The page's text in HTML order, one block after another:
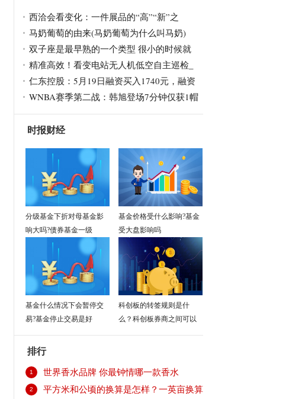
西洽会看变化：一件展品的“高”“新”之
马奶葡萄的由来(马奶葡萄为什么叫马奶)
双子座是最早熟的一个类型 很小的时候就
精准高效！看变电站无人机低空自主巡检_
仁东控股：5月19日融资买入1740元，融资
WNBA赛季第二战：韩旭登场7分钟仅获1帽
时报财经
分级基金下折对母基金影
响大吗?债券基金一级
基金价格受什么影响?基金
受大盘影响吗
基金什么情况下会暂停交
易?基金停止交易是好
科创板的转签规则是什
么？科创板券商之间可以
排行
1 世界香水品牌 你最钟情哪一款香水
2 平方米和公顷的换算是怎样？一英亩换算